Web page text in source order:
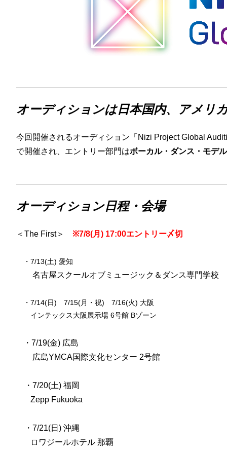
オーディションは日本国内、アメリ
今回開催されるオーディション「Nizi Project Global
で開催され、 エントリー部門はボーカル・ダンス・モデ
オーディション日程・会場
＜The First＞ ※7/8(月) 17:00エントリー〆切
・7/13(土) 愛知
名古屋スクールオブミュージック＆ダンス専門学校
・7/14(日) 7/15(月・祝) 7/16(火) 大阪
インテックス大阪展示場 6号館 Bゾーン
・7/19(金) 広島
広島YMCA国際文化センター 2号館
・7/20(土) 福岡
Zepp Fukuoka
・7/21(日) 沖縄
ロワジールホテル 那覇